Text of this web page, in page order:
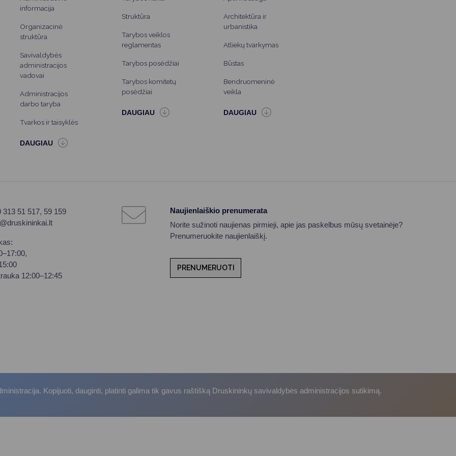
informacija
Organizacinė
struktūra
Savivaldybės
administracijos
vadovai
Administracijos
darbo taryba
Tvarkos ir taisyklės
Struktūra
Tarybos veiklos
reglamentas
Tarybos posėdžiai
Tarybos komitetų
posėdžiai
Architektūra ir
urbanistika
Atliekų tvarkymas
Būstas
Bendruomeninė
veikla
313 51 517, 59 159
12:00–12:45
Naujienlaiškio prenumerata
Norite sužinoti naujienas pirmieji, apie jas paskelbus mūsų svetainėje?
Prenumeruokite naujienlaiškį.
PRENUMERUOTI
Kopijuoti, dauginti, platinti galima tik gavus raštišką Druskininkų savivaldybės administracijos sutikimą.